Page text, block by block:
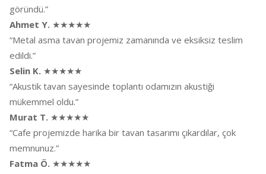
göründü.”
Ahmet Y. ★★★★★
“Metal asma tavan projemiz zamanında ve eksiksiz teslim
edildi.”
Selin K. ★★★★★
“Akustik tavan sayesinde toplantı odamızın akustiği
mükemmel oldu.”
Murat T. ★★★★★
“Cafe projemizde harika bir tavan tasarımı çıkardılar, çok
memnunuz.”
Fatma Ö. ★★★★★